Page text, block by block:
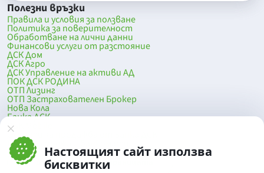
Настоящият сайт използва
бисквитки
Полезни връзки
Правила и условия за ползване
Политика за поверителност
Обработване на лични данни
Финансови услуги от разстояние
ДСК Дом
ДСК Агро
ДСК Управление на активи АД
ПОК ДСК РОДИНА
ОТП Лизинг
ОТП Застрахователен Брокер
Нова Кола
Банка ДСК
DSK Mobile
Оферти за продажба от Банка ДСК
Клонова мрежа и банкомати
До началото на страницата